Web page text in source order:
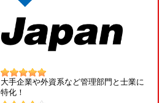
大手企業や外資系など管理部門と士業に
特化！